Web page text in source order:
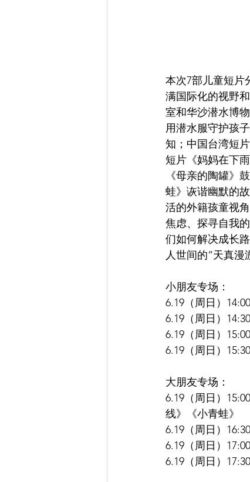
本次7部儿童短片
满国际化的视野
室和华沙潜水博
用潜水服守护孩
知；中国台湾短
短片《妈妈在下
《母亲的陶罐》
蛙》诙谐幽默的
活的外籍孩童视
焦虑、探寻自我
们如何解决成长
人世间的“天真漫
小朋友专场：
6.19（周日）
6.19（周日）
6.19（周日）
6.19（周日）
大朋友专场：
6.19（周日）
线》《小青蛙》
6.19（周日）
6.19（周日）
6.19（周日）